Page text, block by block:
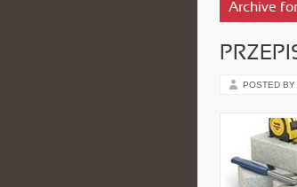
Archive
POSTED BY